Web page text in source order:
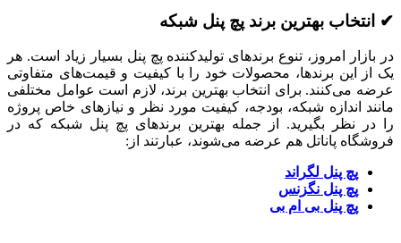
✔ انتخاب بهترین برند پچ پنل شبکه
در بازار امروز، تنوع برندهای تولیدکننده پچ پنل بسیار زیاد است. هر
یک از این برندها، محصولات خود را با کیفیت و قیمت‌های متفاوتی
عرضه می‌کنند. برای انتخاب بهترین برند، لازم است عوامل مختلفی
مانند اندازه شبکه، بودجه، کیفیت مورد نظر و نیازهای خاص پروژه
را در نظر بگیرید. از جمله بهترین برندهای پچ پنل شبکه که در
فروشگاه پاناتل هم عرضه می‌شوند، عبارتند از:
پچ پنل لگراند
پچ پنل نگزنس
پچ پنل بی ام بی